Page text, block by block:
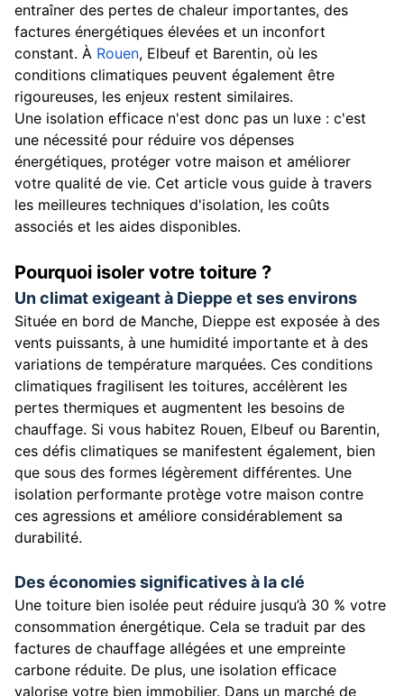
entraîner des pertes de chaleur importantes, des
factures énergétiques élevées et un inconfort
constant. À Rouen, Elbeuf et Barentin, où les
conditions climatiques peuvent également être
rigoureuses, les enjeux restent similaires.
Une isolation efficace n'est donc pas un luxe : c'est
une nécessité pour réduire vos dépenses
énergétiques, protéger votre maison et améliorer
votre qualité de vie. Cet article vous guide à travers
les meilleures techniques d'isolation, les coûts
associés et les aides disponibles.
Pourquoi isoler votre toiture ?
Un climat exigeant à Dieppe et ses environs
Située en bord de Manche, Dieppe est exposée à des
vents puissants, à une humidité importante et à des
variations de température marquées. Ces conditions
climatiques fragilisent les toitures, accélèrent les
pertes thermiques et augmentent les besoins de
chauffage. Si vous habitez Rouen, Elbeuf ou Barentin,
ces défis climatiques se manifestent également, bien
que sous des formes légèrement différentes. Une
isolation performante protège votre maison contre
ces agressions et améliore considérablement sa
durabilité.
Des économies significatives à la clé
Une toiture bien isolée peut réduire jusqu’à 30 % votre
consommation énergétique. Cela se traduit par des
factures de chauffage allégées et une empreinte
carbone réduite. De plus, une isolation efficace
valorise votre bien immobilier. Dans un marché de